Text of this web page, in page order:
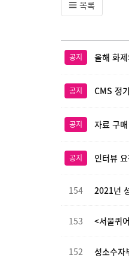
목록
공지 올해 화
공지 CMS 정
공지 자료 구
공지 인터뷰
154 2021년
153 <서울퀴
152 성소수자